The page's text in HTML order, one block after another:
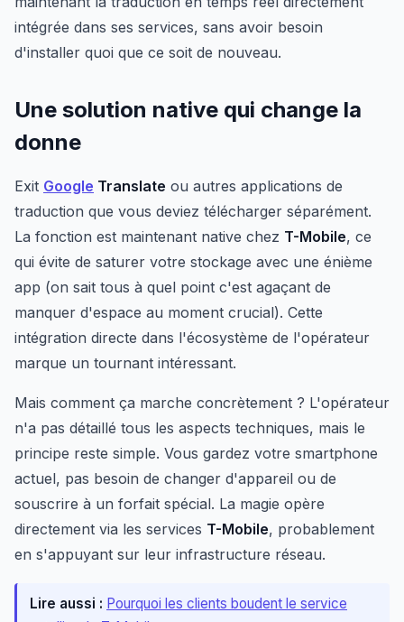
intégrée dans ses services, sans avoir besoin
d'installer quoi que ce soit de nouveau.
Une solution native qui change la
donne
Exit Google Translate ou autres applications de
traduction que vous deviez télécharger séparément.
La fonction est maintenant native chez T-Mobile, ce
qui évite de saturer votre stockage avec une énième
app (on sait tous à quel point c'est agaçant de
manquer d'espace au moment crucial). Cette
intégration directe dans l'écosystème de l'opérateur
marque un tournant intéressant.
Mais comment ça marche concrètement ? L'opérateur
n'a pas détaillé tous les aspects techniques, mais le
principe reste simple. Vous gardez votre smartphone
actuel, pas besoin de changer d'appareil ou de
souscrire à un forfait spécial. La magie opère
directement via les services T-Mobile, probablement
en s'appuyant sur leur infrastructure réseau.
Lire aussi : Pourquoi les clients boudent le service